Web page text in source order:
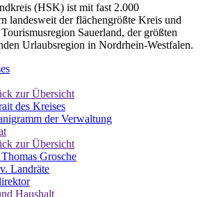
(HSK) ist mit fast 2.000
landesweit der flächengrößte Kreis und
Sauerland, der größten
Urlaubsregion in Nordrhein-Westfalen.
zur Übersicht
des Kreises
der Verwaltung
zur Übersicht
Grosche
Landräte
Haushalt